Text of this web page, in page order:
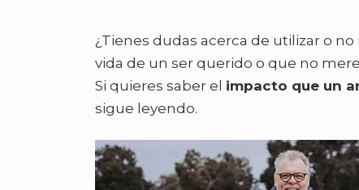
¿Tienes dudas acerca de utilizar o
vida de un ser querido o que no
Si quieres saber el impacto que un
sigue leyendo.